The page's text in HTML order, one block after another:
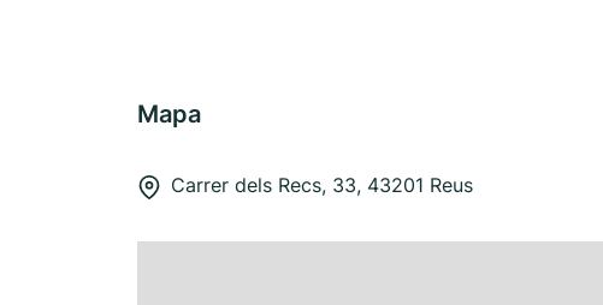
Mapa
Carrer dels Recs, 33, 43201 Reus